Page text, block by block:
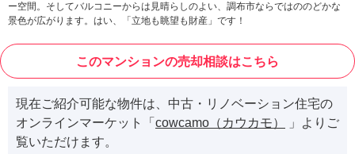
ー空間。そしてバルコニーからは見晴らしのよい、調布市ならではののどかな
景色が広がります。はい、「立地も眺望も財産」です！
このマンションの売却相談はこちら
現在ご紹介可能な物件は、中古・リノベーション住宅の
オンラインマーケット「 cowcamo（カウカモ）
」よりご
覧いただけます。